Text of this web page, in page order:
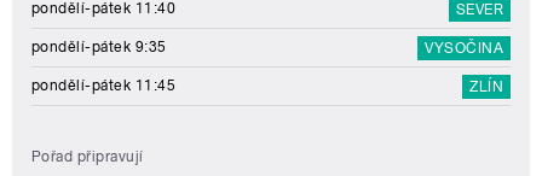
pondělí-pátek 11:40 SEVER
pondělí-pátek 9:35 VYSOČINA
pondělí-pátek 11:45 ZLÍN
Pořad připravují